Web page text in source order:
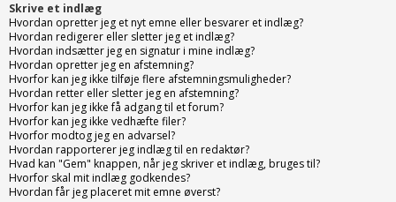
Skrive et indlæg
Hvordan opretter jeg et nyt emne eller besvarer et indlæg?
Hvordan redigerer eller sletter jeg et indlæg?
Hvordan indsætter jeg en signatur i mine indlæg?
Hvordan opretter jeg en afstemning?
Hvorfor kan jeg ikke tilføje flere afstemningsmuligheder?
Hvordan retter eller sletter jeg en afstemning?
Hvorfor kan jeg ikke få adgang til et forum?
Hvorfor kan jeg ikke vedhæfte filer?
Hvorfor modtog jeg en advarsel?
Hvordan rapporterer jeg indlæg til en redaktør?
Hvad kan "Gem" knappen, når jeg skriver et indlæg, bruges til?
Hvorfor skal mit indlæg godkendes?
Hvordan får jeg placeret mit emne øverst?